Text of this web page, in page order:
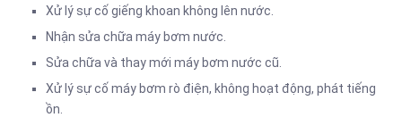
Xử lý sự cố giếng khoan không lên nước.
Nhận sửa chữa máy bơm nước.
Sửa chữa và thay mới máy bơm nước cũ.
Xử lý sự cố máy bơm rò điện, không hoạt động, phát tiếng
ồn.